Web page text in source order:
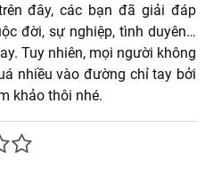
đây, các bạn đã giải đáp
đời, sự nghiệp, tình duyên…
Tuy nhiên, mọi người không
nhiều vào đường chỉ tay bởi
khảo thôi nhé.